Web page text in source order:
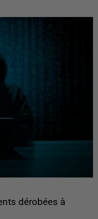
dérobées à